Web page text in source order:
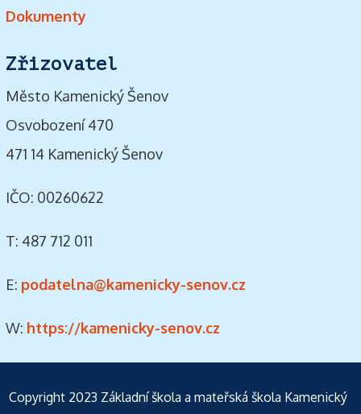
Dokumenty
Zřizovatel
Město Kamenický Šenov
Osvobození 470
471 14 Kamenický Šenov
IČO: 00260622
T: 487 712 011
E: podatelna@kamenicky-senov.cz
W: https://kamenicky-senov.cz
Copyright 2023 Základní škola a mateřská škola Kamenický